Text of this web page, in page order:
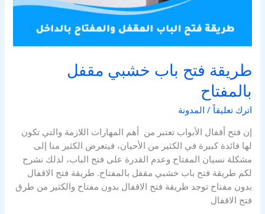
طريقة فتح باب خشبي مقفل
بالمفتاح
اترك تعليقاً / المدونة
إن فتح أقفال الأبواب تعتبر من أهم المهارات اللازمة والتي تكون
لها فائدة كبيرة في الكثير من الأحيان، فيتعرض الكثير منا إلى
مشكلة نسيان المفتاح وعدم القدرة على فتح الباب، لذلك نشرح
لكم طريقة فتح باب خشبي مقفل بالمفتاح. طريقة فتح الاقفال
بدون مفتاح توجد طريقة فتح الاقفال بدون مفتاح والكثير من طرق
فتح الاقفال